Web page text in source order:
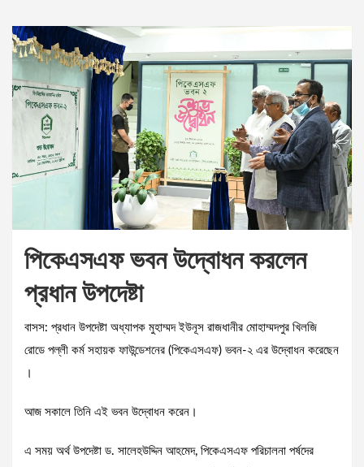
পিকেএসএফ ভবন উদ্বোধন করলেন
প্রধান উপদেষ্টা
বাসস: প্রধান উপদেষ্টা অধ্যাপক মুহাম্মদ ইউনূস রাজধানীর মোহাম্মদপুর খিলজি
রোডে পল্লী কর্ম সহায়ক ফাউন্ডেশনের (পিকেএসএফ) ভবন-২ এর উদ্বোধন করেছেন
।
আজ সকালে তিনি এই ভবন উদ্বোধন করেন।
এ সময় অর্থ উপদেষ্টা ড. সালেহউদ্দিন আহমেদ, পিকেএসএফ পরিচালনা পর্ষদের